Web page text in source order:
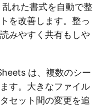
乱れた書式を自動で整
を改善します。整っ
みやすく共有もしや
は、複数のシー
す。大きなファイル
セット間の変更を追